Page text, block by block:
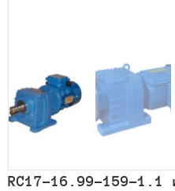
RC17-16.99-159-1.1